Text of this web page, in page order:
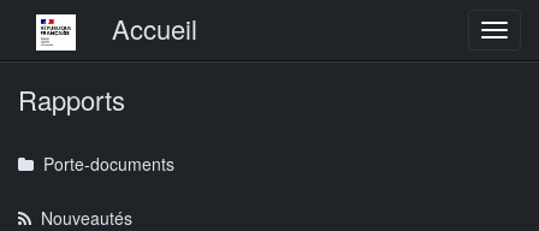
Menu principalAccueil
Rapports
Porte-documents
Nouveautés